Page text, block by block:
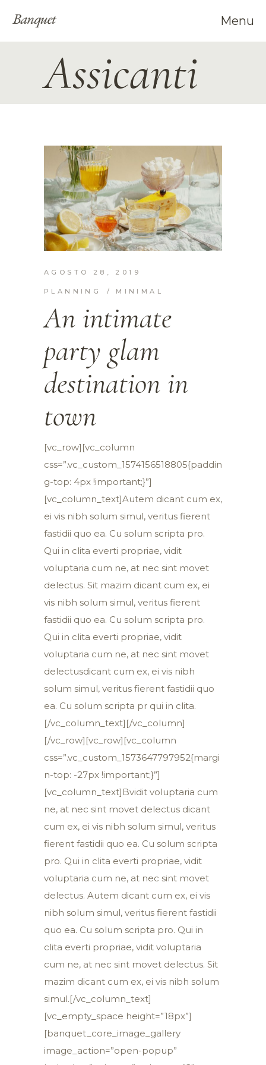
Menu
Assicanti
AGOSTO 28, 2019
PLANNING MINIMAL
An intimate
party glam
destination in
town
[vc_row][vc_column
css=”.vc_custom_1574156518805{paddin
g-top: 4px !important;}”]
[vc_column_text]Autem dicant cum ex,
ei vis nibh solum simul, veritus fierent
fastidii quo ea. Cu solum scripta pro.
Qui in clita everti propriae, vidit
voluptaria cum ne, at nec sint movet
delectus. Sit mazim dicant cum ex, ei
vis nibh solum simul, veritus fierent
fastidii quo ea. Cu solum scripta pro.
Qui in clita everti propriae, vidit
voluptaria cum ne, at nec sint movet
delectusdicant cum ex, ei vis nibh
solum simul, veritus fierent fastidii quo
ea. Cu solum scripta pr qui in clita.
[/vc_column_text][/vc_column]
[/vc_row][vc_row][vc_column
css=”.vc_custom_1573647797952{margi
n-top: -27px !important;}”]
[vc_column_text]Bvidit voluptaria cum
ne, at nec sint movet delectus dicant
cum ex, ei vis nibh solum simul, veritus
fierent fastidii quo ea. Cu solum scripta
pro. Qui in clita everti propriae, vidit
voluptaria cum ne, at nec sint movet
delectus. Autem dicant cum ex, ei vis
nibh solum simul, veritus fierent fastidii
quo ea. Cu solum scripta pro. Qui in
clita everti propriae, vidit voluptaria
cum ne, at nec sint movet delectus. Sit
mazim dicant cum ex, ei vis nibh solum
simul.[/vc_column_text]
[vc_empty_space height=”18px”]
[banquet_core_image_gallery
image_action=”open-popup”